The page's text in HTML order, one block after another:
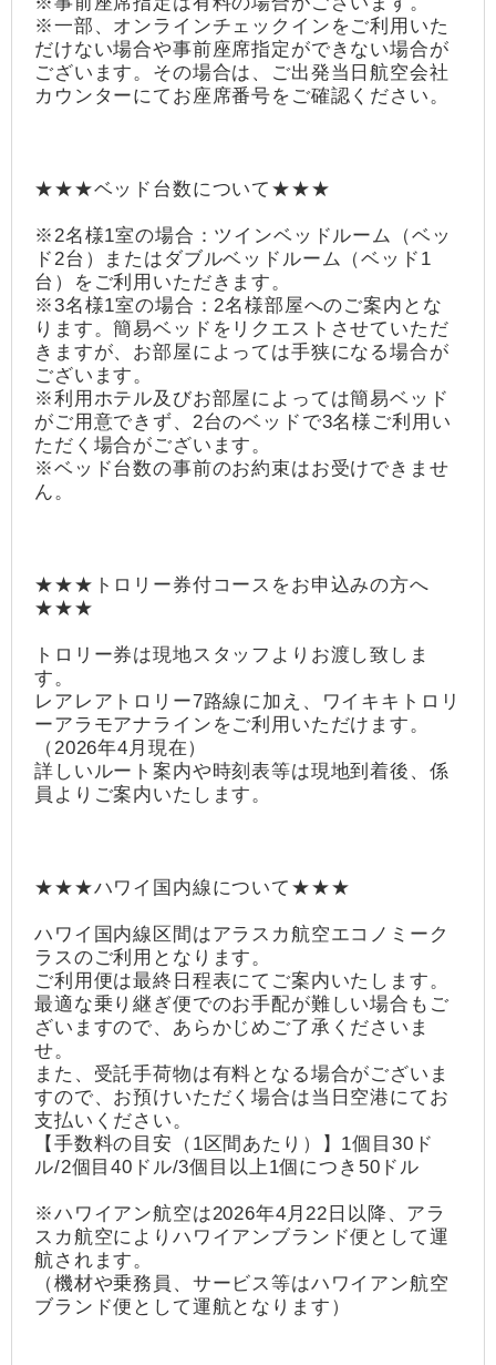
※一部、オンラインチェックインをご利用いた
だけない場合や事前座席指定ができない場合が
ございます。その場合は、ご出発当日航空会社
カウンターにてお座席番号をご確認ください。
★★★ベッド台数について★★★
※2名様1室の場合：ツインベッドルーム（ベッ
ド2台）またはダブルベッドルーム（ベッド1
台）をご利用いただきます。
※3名様1室の場合：2名様部屋へのご案内とな
ります。簡易ベッドをリクエストさせていただ
きますが、お部屋によっては手狭になる場合が
ございます。
※利用ホテル及びお部屋によっては簡易ベッド
がご用意できず、2台のベッドで3名様ご利用い
ただく場合がございます。
※ベッド台数の事前のお約束はお受けできませ
ん。
★★★トロリー券付コースをお申込みの方へ
★★★
トロリー券は現地スタッフよりお渡し致しま
す。
レアレアトロリー7路線に加え、ワイキキトロリ
ーアラモアナラインをご利用いただけます。
（2026年4月現在）
詳しいルート案内や時刻表等は現地到着後、係
員よりご案内いたします。
★★★ハワイ国内線について★★★
ハワイ国内線区間はアラスカ航空エコノミーク
ラスのご利用となります。
ご利用便は最終日程表にてご案内いたします。
最適な乗り継ぎ便でのお手配が難しい場合もご
ざいますので、あらかじめご了承くださいま
せ。
また、受託手荷物は有料となる場合がございま
すので、お預けいただく場合は当日空港にてお
支払いください。
【手数料の目安（1区間あたり）】1個目30ド
ル/2個目40ドル/3個目以上1個につき50ドル
※ハワイアン航空は2026年4月22日以降、アラ
スカ航空によりハワイアンブランド便として運
航されます。
（機材や乗務員、サービス等はハワイアン航空
ブランド便として運航となります）